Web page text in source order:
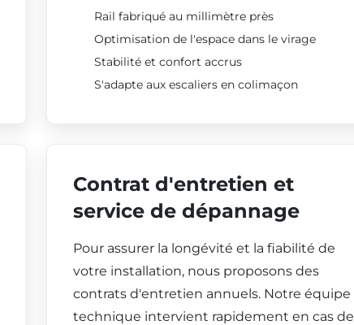
Rail fabriqué au millimètre près
Optimisation de l'espace dans le virage
Stabilité et confort accrus
S'adapte aux escaliers en colimaçon
Contrat d'entretien et
service de dépannage
Pour assurer la longévité et la fiabilité de
votre installation, nous proposons des
contrats d'entretien annuels. Notre équipe
technique intervient rapidement en cas de